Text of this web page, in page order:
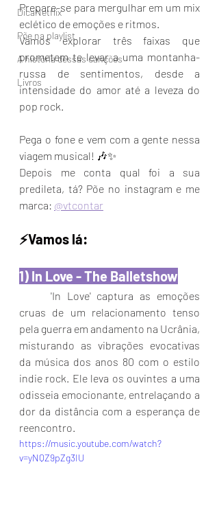
DicaNetflix
Põe na playlist
A história dessas canções
Livros
Prepare-se para mergulhar em um mix
eclético de emoções e ritmos.
Vamos explorar três faixas que
prometem te levar a uma montanha-
russa de sentimentos, desde a
intensidade do amor até a leveza do
pop rock.
Pega o fone e vem com a gente nessa
viagem musical! 🎶✨
Depois me conta qual foi a sua
predileta, tá? Põe no instagram e me
marca: @vtcontar
⚡️Vamos lá:
1) In Love - The Balletshow
cruas de um relacionamento tenso
pela guerra em andamento na Ucrânia,
misturando as vibrações evocativas
da música dos anos 80 com o estilo
indie rock. Ele leva os ouvintes a uma
odisseia emocionante, entrelaçando a
dor da distância com a esperança de
reencontro.
https://music.youtube.com/watch?
v=yNQZ9pZg3IU